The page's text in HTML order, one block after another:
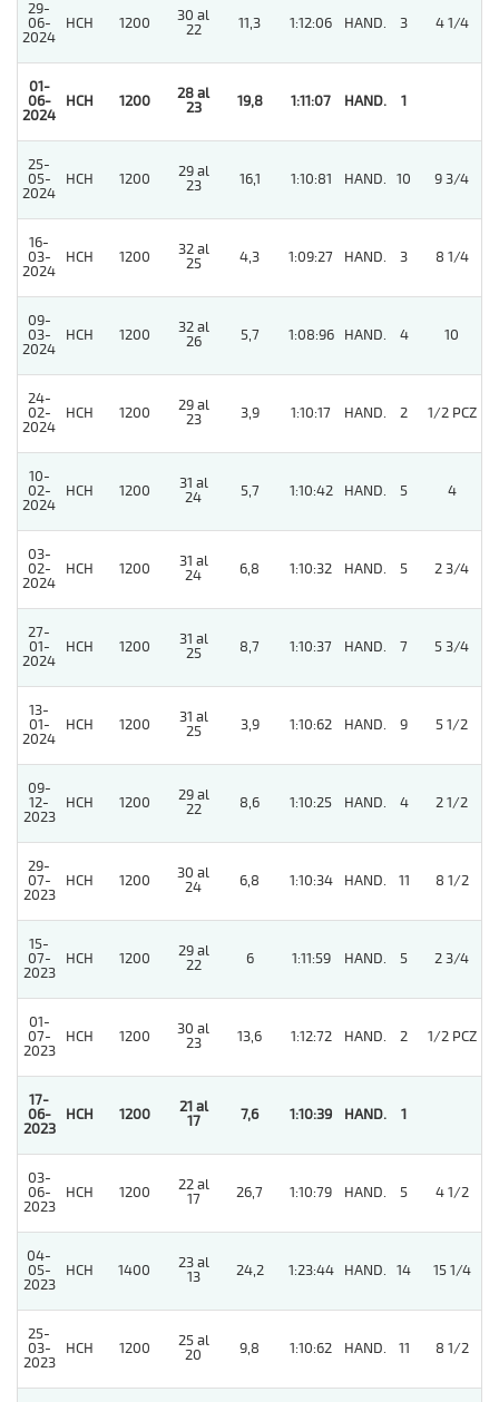
29-
06-
2024
HCH 1200
30 al
22
11,3 1:12:06 HAND. 3 4 1/4
01-
06-
2024
HCH 1200
28 al
23
19,8 1:11:07 HAND. 1
25-
05-
2024
HCH 1200
29 al
23
16,1 1:10:81 HAND. 10 9 3/4
16-
03-
2024
HCH 1200
32 al
25
4,3 1:09:27 HAND. 3 8 1/4
09-
03-
2024
HCH 1200
32 al
26
5,7 1:08:96 HAND. 4 10
24-
02-
2024
HCH 1200
29 al
23
3,9 1:10:17 HAND. 2 1/2 PCZ
10-
02-
2024
HCH 1200
31 al
24
5,7 1:10:42 HAND. 5 4
03-
02-
2024
HCH 1200
31 al
24
6,8 1:10:32 HAND. 5 2 3/4
27-
01-
2024
HCH 1200
31 al
25
8,7 1:10:37 HAND. 7 5 3/4
13-
01-
2024
HCH 1200
31 al
25
3,9 1:10:62 HAND. 9 5 1/2
09-
12-
2023
HCH 1200
29 al
22
8,6 1:10:25 HAND. 4 2 1/2
29-
07-
2023
HCH 1200
30 al
24
6,8 1:10:34 HAND. 11 8 1/2
15-
07-
2023
HCH 1200
29 al
22
6 1:11:59 HAND. 5 2 3/4
01-
07-
2023
HCH 1200
30 al
23
13,6 1:12:72 HAND. 2 1/2 PCZ
17-
06-
2023
HCH 1200
21 al
17
7,6 1:10:39 HAND. 1
03-
06-
2023
HCH 1200
22 al
17
26,7 1:10:79 HAND. 5 4 1/2
04-
05-
2023
HCH 1400
23 al
13
24,2 1:23:44 HAND. 14 15 1/4
25-
03-
2023
HCH 1200
25 al
20
9,8 1:10:62 HAND. 11 8 1/2